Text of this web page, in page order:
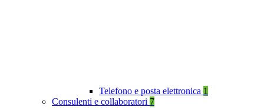
Telefono e posta elettronica 1
Consulenti e collaboratori 7